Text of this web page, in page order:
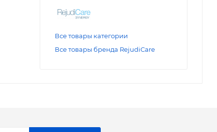
Все товары категории
Все товары бренда RejudiCare